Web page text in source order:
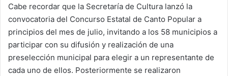
Cabe recordar que la Secretaría de Cultura lanzó la
convocatoria del Concurso Estatal de Canto Popular a
principios del mes de julio, invitando a los 58 municipios a
participar con su difusión y realización de una
preselección municipal para elegir a un representante de
cada uno de ellos. Posteriormente se realizaron